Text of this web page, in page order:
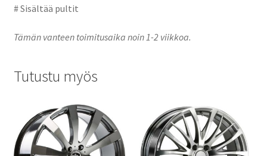
# Sisältää pultit
Tämän vanteen toimitusaika noin 1-2 viikkoa.
Tutustu myös